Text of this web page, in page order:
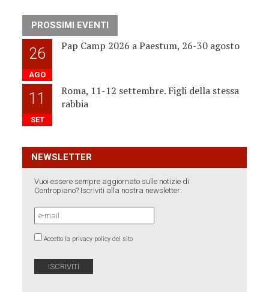
PROSSIMI EVENTI
26
AGO
Pap Camp 2026 a Paestum, 26-30 agosto
11
SET
Roma, 11-12 settembre. Figli della stessa
rabbia
NEWSLETTER
Vuoi essere sempre aggiornato sulle notizie di
Contropiano? Iscriviti alla nostra newsletter:
Accetto la privacy policy del sito